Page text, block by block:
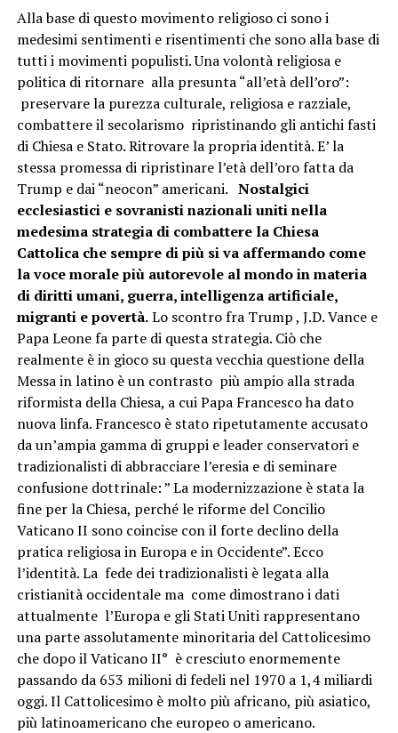
Alla base di questo movimento religioso ci sono i
medesimi sentimenti e risentimenti che sono alla base di
tutti i movimenti populisti. Una volontà religiosa e
politica di ritornare alla presunta “all’età dell’oro”:
preservare la purezza culturale, religiosa e razziale,
combattere il secolarismo ripristinando gli antichi fasti
di Chiesa e Stato. Ritrovare la propria identità. E’ la
stessa promessa di ripristinare l’età dell’oro fatta da
Trump e dai “neocon” americani. Nostalgici
ecclesiastici e sovranisti nazionali uniti nella
medesima strategia di combattere la Chiesa
Cattolica che sempre di più si va affermando come
la voce morale più autorevole al mondo in materia
di diritti umani, guerra, intelligenza artificiale,
migranti e povertà.Lo scontro fra Trump , J.D. Vance e
Papa Leone fa parte di questa strategia. Ciò che
realmente è in gioco su questa vecchia questione della
Messa in latino è un contrasto più ampio alla strada
riformista della Chiesa, a cui Papa Francesco ha dato
nuova linfa. Francesco è stato ripetutamente accusato
da un’ampia gamma di gruppi e leader conservatori e
tradizionalisti di abbracciare l’eresia e di seminare
confusione dottrinale: ” La modernizzazione è stata la
fine per la Chiesa, perché le riforme del Concilio
Vaticano II sono coincise con il forte declino della
pratica religiosa in Europa e in Occidente”. Ecco
l’identità. La fede dei tradizionalisti è legata alla
cristianità occidentale ma come dimostrano i dati
attualmente l’Europa e gli Stati Uniti rappresentano
una parte assolutamente minoritaria del Cattolicesimo
che dopo il Vaticano II° è cresciuto enormemente
passando da 653 milioni di fedeli nel 1970 a 1,4 miliardi
oggi. Il Cattolicesimo è molto più africano, più asiatico,
più latinoamericano che europeo o americano.